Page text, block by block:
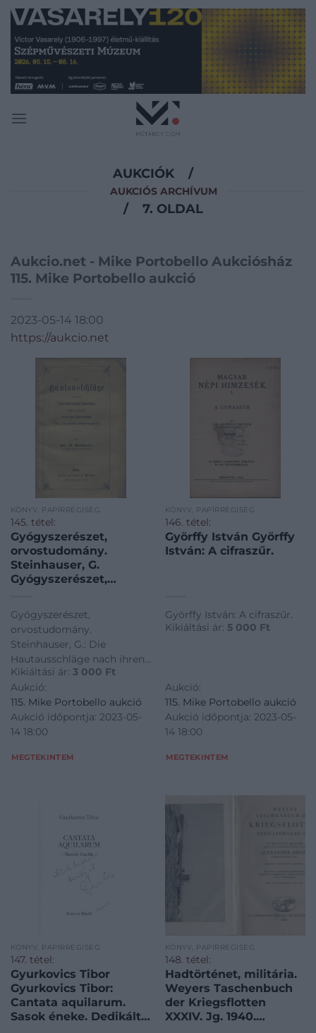
Skip
content
AUKCIÓK /
AUKCIÓS ARCHÍVUM
/ 7. OLDAL
Aukcio.net - Mike Portobello Aukciósház
115. Mike Portobello aukció
2023-05-14 18:00
https://aukcio.net
KÖNYV, PAPÍRRÉGISÉG
145. tétel:
Gyógyszerészet,
orvostudomány.
Steinhauser, G.
Gyógyszerészet,
Hautausschläge nach
ihren
Unterscheidungskennzeichen
nebst Angabe ihrer von
Jedermann leicht
verwendbaren
Behandlungsweise. 2.
Aufl.
Gyógyszerészet,
orvostudomány.
Steinhauser, G.: Die
Hautausschläge nach ihren
Unterscheidungskennzeichen
nebst Angabe ihrer von
Jedermann leicht
verwendbaren
Behandlungsweise. 2. Aufl.
Kikiáltási ár: 3 000 Ft
Aukció:
115. Mike Portobello aukció
Aukció időpontja: 2023-05-
14 18:00
MEGTEKINTEM
KÖNYV, PAPÍRRÉGISÉG
146. tétel:
Györffy István Györffy
István: A cifraszűr.
Györffy István: A cifraszűr.
Kikiáltási ár: 5 000 Ft
Aukció:
115. Mike Portobello aukció
Aukció időpontja: 2023-05-
14 18:00
MEGTEKINTEM
KÖNYV, PAPÍRRÉGISÉG
147. tétel:
Gyurkovics Tibor
Gyurkovics Tibor:
Cantata aquilarum.
Sasok éneke. Dedikált
KÖNYV, PAPÍRRÉGISÉG
148. tétel:
Hadtörténet, militária.
Weyers Taschenbuch
der Kriegsflotten
XXXIV. Jg. 1940.